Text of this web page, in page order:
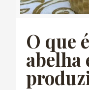
O que
abelha